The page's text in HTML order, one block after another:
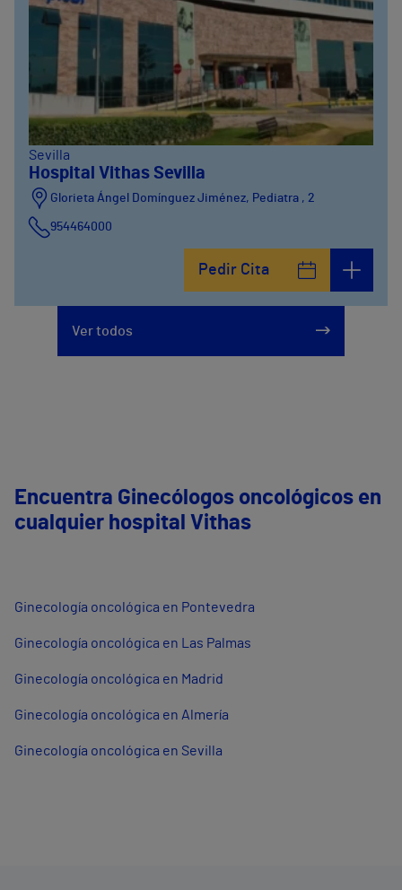
Sevilla
Hospital Vithas Sevilla
Glorieta Ángel Domínguez Jiménez, Pediatra , 2
954464000
Pedir Cita
Ver todos
Encuentra Ginecólogos oncológicos en
cualquier hospital Vithas
Ginecología oncológica en Pontevedra
Ginecología oncológica en Las Palmas
Ginecología oncológica en Madrid
Ginecología oncológica en Almería
Ginecología oncológica en Sevilla